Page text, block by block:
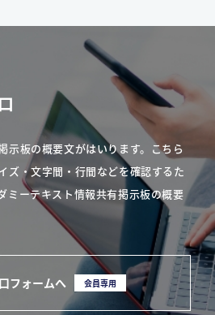
示板の概要文がはいります。こちら
ズ・文字間・行間などを確認するた
ミーテキスト情報共有掲示板の概要
フォームへ 会員専用